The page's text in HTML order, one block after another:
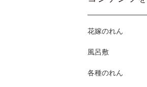
花嫁のれん
風呂敷
各種のれん